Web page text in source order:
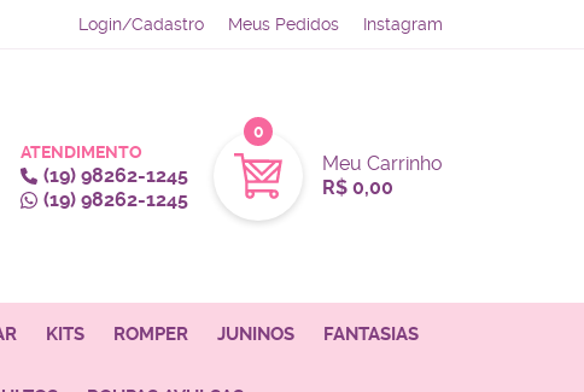
Login/Cadastro Meus Pedidos Instagram
ATENDIMENTO
(19)98262-1245
(19)98262-1245
Meu Carrinho
0
R$ 0,00
KITS ROMPER JUNINOS FANTASIAS